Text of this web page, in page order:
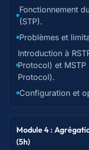
Fonctionnement
(STP).
Problèmes et
Introduction à
Protocol) et
Protocol).
Configuration et
Module 4 :
(5h)